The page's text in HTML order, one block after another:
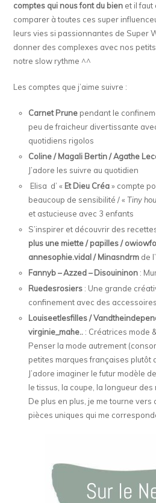
comptes qui nous font du bien et il faut
comparer à toutes ces super
leurs vies si passionnantes de Super
donner des complexes avec nos
notre slow rythme ^^
Les comptes que j’aime suivre :
Carnet Prunependant le
peu de fraicheur divertissante
quotidiens rigolos
Coline / Magali Bertin / Agathe
J’adore les suivre au quotidien
Elisa d’ « Et Dieu Créa» compte
beaucoup de sensibilité / «Tiny
et astucieuse avec 3 enfants
S’inspirer et découvrir des
plus une miette / papilles /
annesophie.vidal / Minasndrm de
Fannyb – Azzed – Disouininon :
Ruedesrosiers : Une grande
confinement avec des
Louiseetlesfilles /
virginie_mahe.. : Créatrices mode
Penser la mode autrement
petites marques françaises plutôt
J’adore imaginer le futur modèle
le tissus, la coupe, la longueur
De plus en plus, je me tourne
pièces uniques qui me